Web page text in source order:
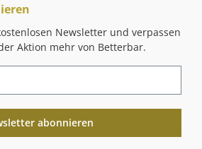
Newsletter und verpassen
Aktion mehr von Betterbar.
abonnieren